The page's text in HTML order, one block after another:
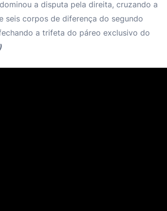
a disputa pela direita, cruzando a
seis corpos de diferença do segundo
a trifeta do páreo exclusivo do